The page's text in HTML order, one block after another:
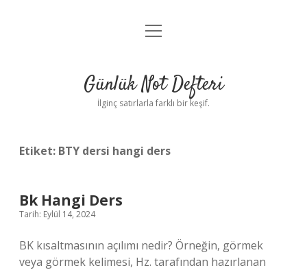
Anasayfa
Yasal Uyarı
menüyü
Günlük Not Defteri
İlginç satırlarla farklı bir keşif.
Etiket: BTY dersi hangi ders
Bk Hangi Ders
Tarih: Eylül 14, 2024
BK kısaltmasının açılımı nedir? Örneğin, görmek
veya görmek kelimesi, Hz. tarafından hazırlanan